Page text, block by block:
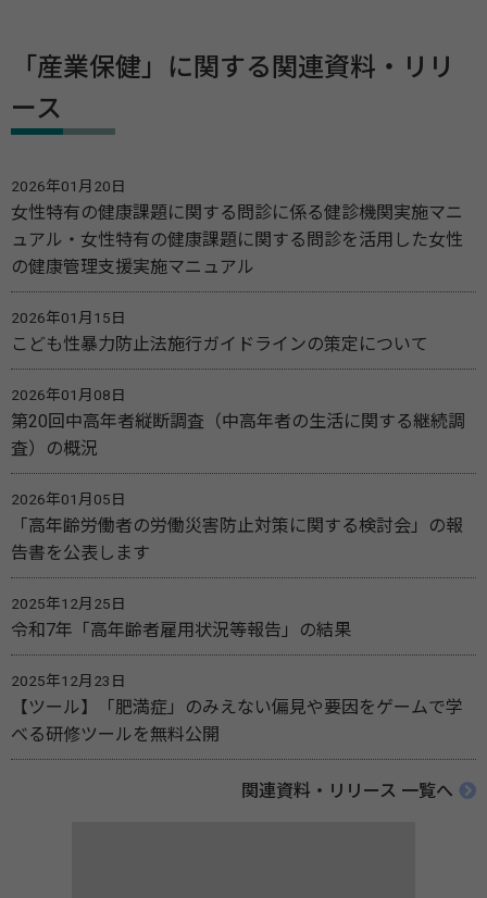
「産業保健」に関する関連資料・リリ
ース
2026年01月20日
女性特有の健康課題に関する問診に係る健診機関実施マニ
ュアル・女性特有の健康課題に関する問診を活用した女性
の健康管理支援実施マニュアル
2026年01月15日
こども性暴力防止法施行ガイドラインの策定について
2026年01月08日
第20回中高年者縦断調査（中高年者の生活に関する継続調
査）の概況
2026年01月05日
「高年齢労働者の労働災害防止対策に関する検討会」の報
告書を公表します
2025年12月25日
令和7年「高年齢者雇用状況等報告」の結果
2025年12月23日
【ツール】「肥満症」のみえない偏見や要因をゲームで学
べる研修ツールを無料公開
関連資料・リリース 一覧へ